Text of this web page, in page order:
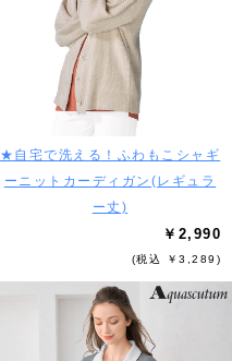
★自宅で洗える！ふわもこシャギ
ーニットカーディガン(レギュラ
ー丈)
￥2,990
(税込 ￥3,289)